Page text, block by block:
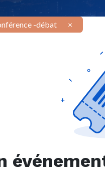
-débat ×